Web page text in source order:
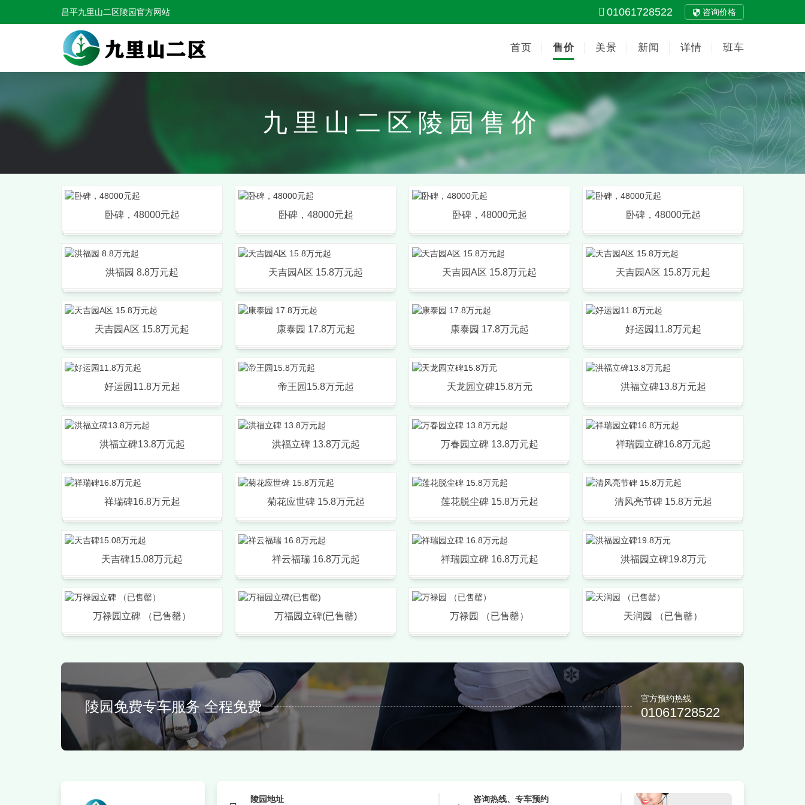
昌平九里山二区陵园官方网站 01061728522 咨询价格
首页 售价 美景 新闻 详情 班车
九里山二区陵园售价
卧碑，48000元起 卧碑，48000元起 卧碑，48000元起 卧碑，48000元起
洪福园 8.8万元起 天吉园A区 15.8万元起 天吉园A区 15.8万元起 天吉园A区 15.8万元起
天吉园A区 15.8万元起 康泰园 17.8万元起 康泰园 17.8万元起 好运园11.8万元起
好运园11.8万元起 帝王园15.8万元起 天龙园立碑15.8万元 洪福立碑13.8万元起
洪福立碑13.8万元起 洪福立碑 13.8万元起 万春园立碑 13.8万元起 祥瑞园立碑16.8万元起
祥瑞碑16.8万元起 菊花应世碑 15.8万元起 莲花脱尘碑 15.8万元起 清风亮节碑 15.8万元起
天吉碑15.08万元起 祥云福瑞 16.8万元起 祥瑞园立碑 16.8万元起 洪福园立碑19.8万元
万禄园立碑 （已售罄） 万福园立碑(已售罄) 万禄园 （已售罄） 天润园 （已售罄）
陵园免费专车服务 全程免费 官方预约热线
01061728522
陵园地址 咨询热线、专车预约